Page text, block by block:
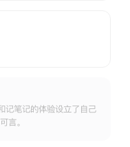
笔记的体验设立了自己
言。